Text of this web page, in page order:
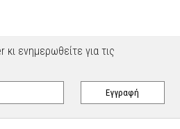
ενημερωθείτε για τις